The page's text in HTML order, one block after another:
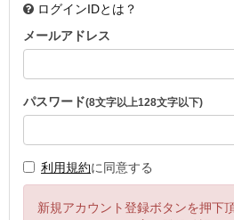
ログインIDとは？
メールアドレス
パスワード(8文字以上128文字以下)
利用規約に同意する
新規アカウント登録ボタンを押下